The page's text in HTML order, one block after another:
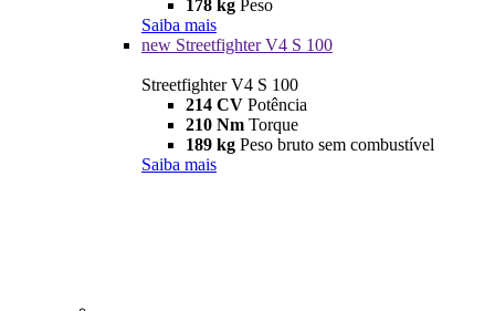
178 kg Peso
Saiba mais
new Streetfighter V4 S 100
Streetfighter V4 S 100
214 CV Potência
210 Nm Torque
189 kg Peso bruto sem combustível
Saiba mais